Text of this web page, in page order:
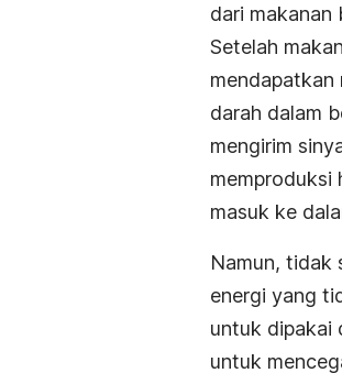
dari makanan
Setelah
mendapatkan
darah dalam
mengirim
memproduksi
masuk ke
Namun, tidak
energi yang
untuk dipakai
untuk